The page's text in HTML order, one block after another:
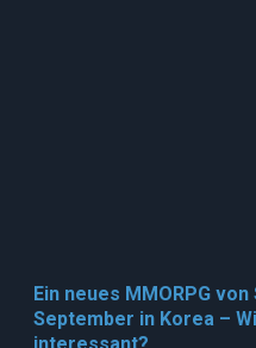
Ein neues MMORPG
September in Korea –